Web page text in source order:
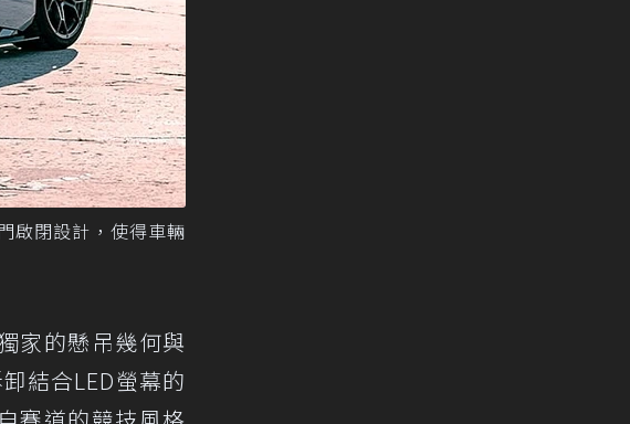
啟閉設計，使得車輛
家的懸吊幾何與
結合LED螢幕的